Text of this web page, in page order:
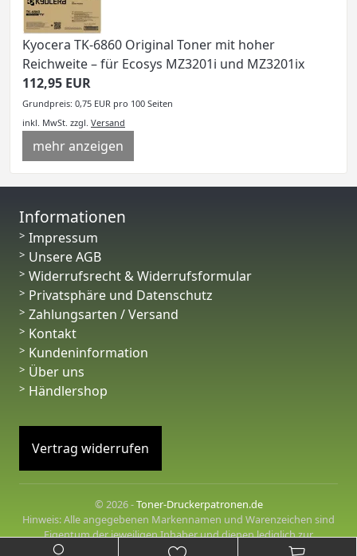
Kyocera TK-6860 Original Toner mit hoher
Reichweite – für Ecosys MZ3201i und MZ3201ix
112,95 EUR
Grundpreis: 0,75 EUR pro 100 Seiten
inkl. MwSt. zzgl. Versand
mehr anzeigen
Informationen
Impressum
Unsere AGB
Widerrufsrecht & Widerrufsformular
Privatsphäre und Datenschutz
Zahlungsarten / Versand
Kontakt
Kundeninformation
Über uns
Händlershop
Vertrag widerrufen
© 2026 -Toner-Druckerpatronen.de
Hinweis: Alle angegebenen Markennamen und Warenzeichen sind
Eigentum der jeweiligen Inhaber und dienen lediglich zur
Beschreibung der angebotenen Produkte.